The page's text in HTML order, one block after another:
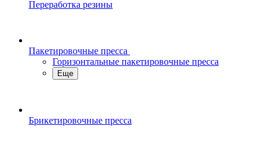
Переработка резины
Пакетировочные пресса
Горизонтальные пакетировочные пресса
Еще
Брикетировочные пресса